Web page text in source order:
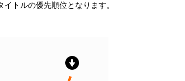
トルの優先順位となります。